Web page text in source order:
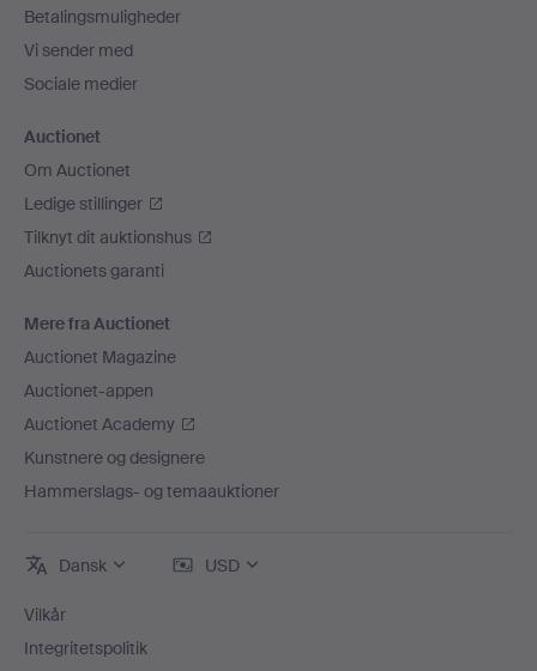
Betalingsmuligheder
Vi sender med
Sociale medier
Auctionet
Om Auctionet
Ledige stillinger
Tilknyt dit auktionshus
Auctionets garanti
Mere fra Auctionet
Auctionet Magazine
Auctionet-appen
Auctionet Academy
Kunstnere og designere
Hammerslags- og temaauktioner
Dansk USD
Vilkår
Integritetspolitik